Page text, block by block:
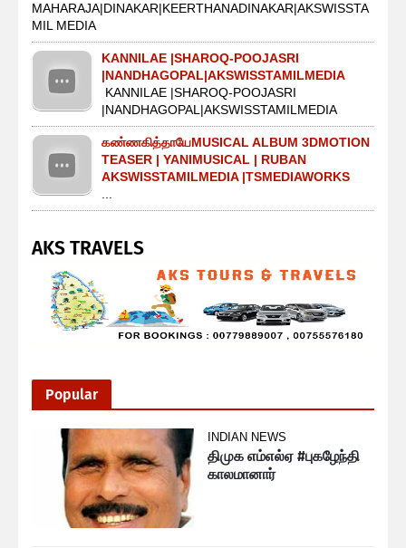
MAHARAJA|DINAKAR|KEERTHANADINAKAR|AKSWISSTA
MIL MEDIA
KANNILAE |SHAROQ-POOJASRI
|NANDHAGOPAL|AKSWISSTAMILMEDIA
KANNILAE |SHAROQ-POOJASRI
|NANDHAGOPAL|AKSWISSTAMILMEDIA
கண்ணகித்தாயேMUSICAL ALBUM 3DMOTION
TEASER | YANIMUSICAL | RUBAN
AKSWISSTAMILMEDIA |TSMEDIAWORKS
...
AKS TRAVELS
Popular
INDIAN NEWS
திமுக எம்எல்ஏ #புகழேந்தி
காலமானார்